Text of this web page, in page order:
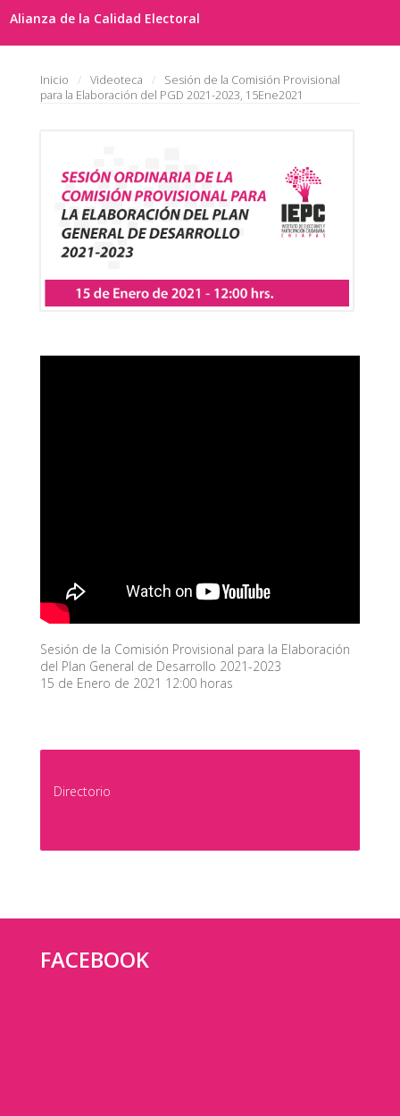
Alianza de la Calidad Electoral
Inicio Videoteca
Sesión de la Comisión Provisional
para la Elaboración del PGD 2021-2023, 15Ene2021
Sesión de la Comisión Provisional para la Elaboración
del Plan General de Desarrollo 2021-2023
15 de Enero de 2021 12:00 horas
Directorio
FACEBOOK